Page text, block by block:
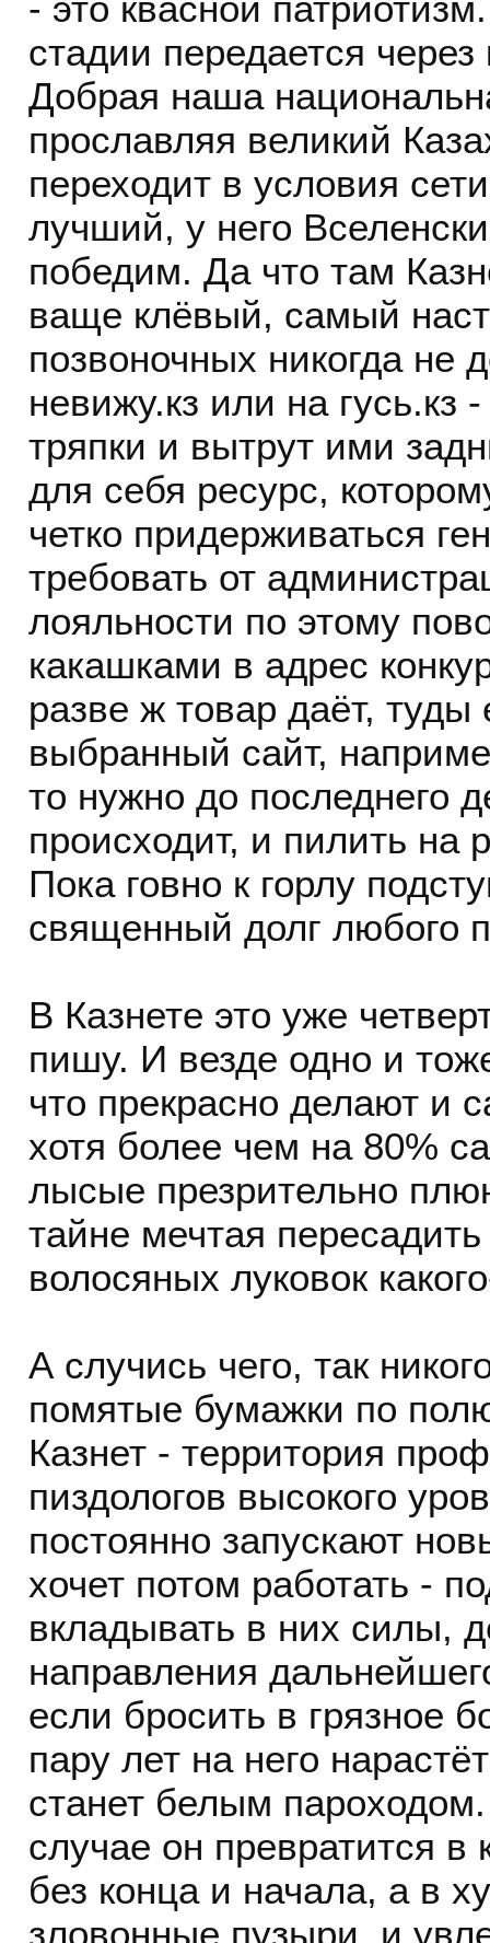
стадии передается
Добрая наша
прославляя великий
переходит в условия
лучший, у него
победим. Да что там
ваще клёвый, самый
позвоночных никогда не
невижу.кз или на гусь.кз
тряпки и вытрут ими
для себя ресурс,
четко придерживаться
требовать от
лояльности по этому
какашками в адрес
разве ж товар даёт, туды
выбранный сайт,
то нужно до последнего
происходит, и пилить на
Пока говно к горлу
священный долг любого
В Казнете это уже
пишу. И везде одно и
что прекрасно делают и
хотя более чем на 80%
лысые презрительно
тайне мечтая
волосяных луковок
А случись чего, так
помятые бумажки по
Казнет - территория
пиздологов высокого
постоянно запускают
хочет потом работать -
вкладывать в них силы,
направления
если бросить в грязное
пару лет на него
станет белым
случае он превратится
без конца и начала, а в
зловонные пузыри, и